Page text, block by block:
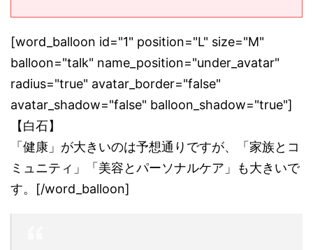
[word_balloon id="1" position="L" size="M"
balloon="talk" name_position="under_avatar"
radius="true" avatar_border="false"
avatar_shadow="false" balloon_shadow="true"]
【白石】
「健康」が大きいのは予想通りですが、「家族とコ
ミュニティ」「美容とパーソナルケア」も大きいで
す。[/word_balloon]